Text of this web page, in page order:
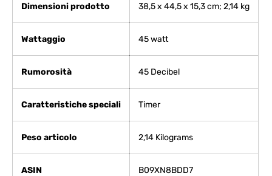
Dimensioni prodotto ‎38,5 x 44,5 x 15,3 cm; 2,14 kg
Wattaggio ‎45 watt
Rumorosità ‎45 Decibel
Caratteristiche speciali ‎Timer
Peso articolo ‎2,14 Kilograms
ASIN B09XN8BDD7